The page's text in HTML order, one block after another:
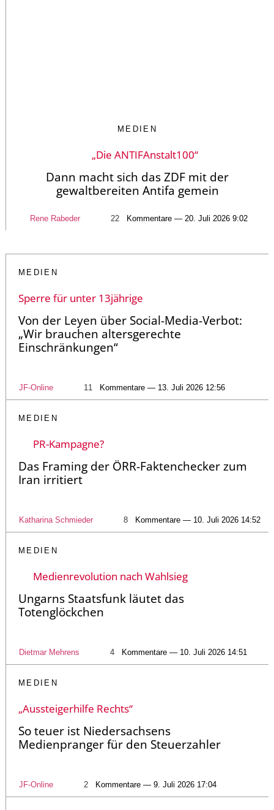
MEDIEN
„Die ANTIFAnstalt100“
Dann macht sich das ZDF mit der
gewaltbereiten Antifa gemein
Rene Rabeder 22 Kommentare — 20. Juli 2026 9:02
MEDIEN
Sperre für unter 13jährige
Von der Leyen über Social-Media-Verbot:
„Wir brauchen altersgerechte
Einschränkungen“
JF-Online 11 Kommentare — 13. Juli 2026 12:56
MEDIEN
PR-Kampagne?
Das Framing der ÖRR-Faktenchecker zum
Iran irritiert
Katharina Schmieder 8 Kommentare — 10. Juli 2026 14:52
MEDIEN
Medienrevolution nach Wahlsieg
Ungarns Staatsfunk läutet das
Totenglöckchen
Dietmar Mehrens 4 Kommentare — 10. Juli 2026 14:51
MEDIEN
„Aussteigerhilfe Rechts“
So teuer ist Niedersachsens
Medienpranger für den Steuerzahler
JF-Online 2 Kommentare — 9. Juli 2026 17:04